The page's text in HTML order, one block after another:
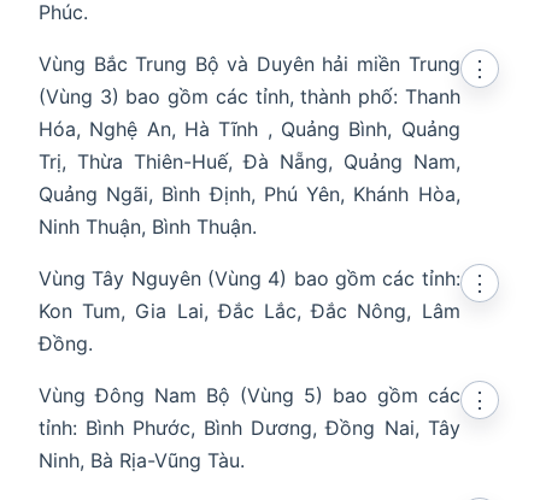
Phúc.
Vùng Bắc Trung Bộ và Duyên hải miền Trung
(Vùng 3) bao gồm các tỉnh, thành phố: Thanh
Hóa, Nghệ An, Hà Tĩnh , Quảng Bình, Quảng
Trị, Thừa Thiên-Huế, Đà Nẵng, Quảng Nam,
Quảng Ngãi, Bình Định, Phú Yên, Khánh Hòa,
Ninh Thuận, Bình Thuận.
⋮
Vùng Tây Nguyên (Vùng 4) bao gồm các tỉnh:
Kon Tum, Gia Lai, Đắc Lắc, Đắc Nông, Lâm
Đồng.
⋮
Vùng Đông Nam Bộ (Vùng 5) bao gồm các
tỉnh: Bình Phước, Bình Dương, Đồng Nai, Tây
Ninh, Bà Rịa-Vũng Tàu.
⋮